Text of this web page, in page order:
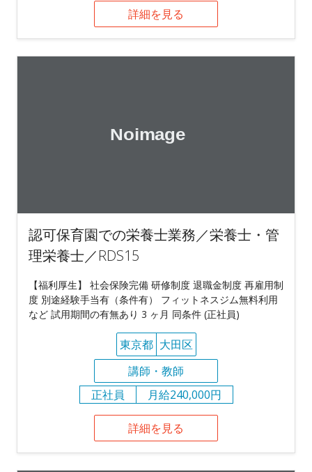
詳細を見る
認可保育園での栄養士業務／栄養士・管
理栄養士／RDS15
【福利厚生】 社会保険完備 研修制度 退職金制度 再雇用制
度 別途経験手当有（条件有） フィットネスジム無料利用
など 試用期間の有無あり 3 ヶ月 同条件 (正社員)
東京都 大田区
講師・教師
正社員
月給240,000円
詳細を見る